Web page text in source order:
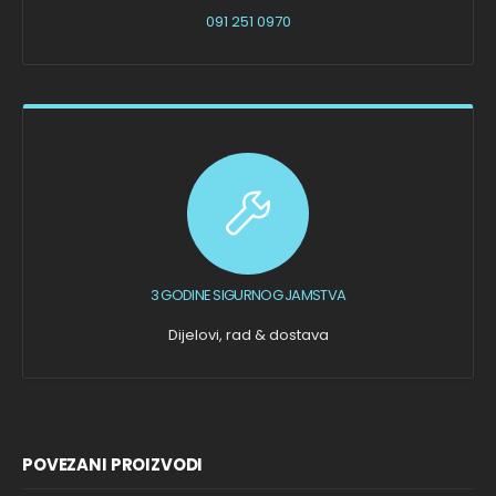
091 251 0970
3 GODINE SIGURNOG JAMSTVA
Dijelovi, rad & dostava
POVEZANI PROIZVODI